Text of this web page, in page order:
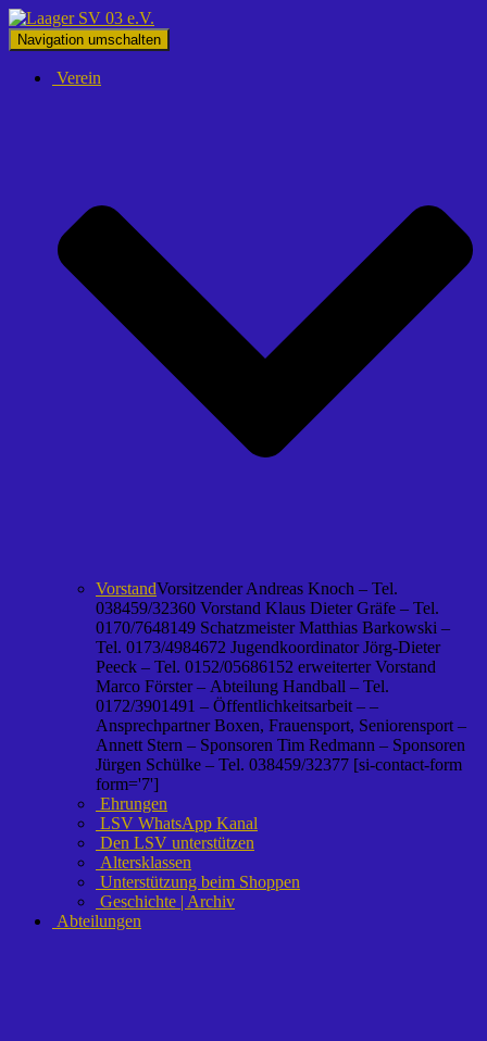
Navigation umschalten
Verein
VorstandVorsitzender Andreas Knoch – Tel.
038459/32360 Vorstand Klaus Dieter Gräfe – Tel.
0170/7648149 Schatzmeister Matthias Barkowski –
Tel. 0173/4984672 Jugendkoordinator Jörg-Dieter
Peeck – Tel. 0152/05686152 erweiterter Vorstand
Marco Förster – Abteilung Handball – Tel.
0172/3901491 – Öffentlichkeitsarbeit – –
Ansprechpartner Boxen, Frauensport, Seniorensport –
Annett Stern – Sponsoren Tim Redmann – Sponsoren
Jürgen Schülke – Tel. 038459/32377 [si-contact-form
form='7']
Ehrungen
LSV WhatsApp Kanal
Den LSV unterstützen
Altersklassen
Unterstützung beim Shoppen
Geschichte | Archiv
Abteilungen